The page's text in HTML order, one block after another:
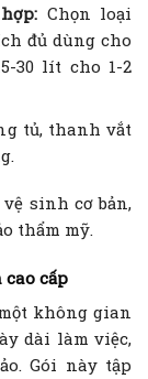
Chọn loại
đủ dùng cho
30 lít cho 1-2
tủ, thanh vắt
sinh cơ bản,
thẩm mỹ.
cấp
không gian
dài làm việc,
Gói này tập